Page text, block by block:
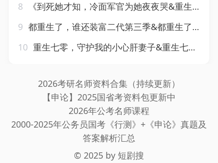
8
《到死她才知，冷面军官为她夜夜哭&重生七零，嫁给军区第一冷面军官》冉瑾念 陆烬渊 作者：一梦千梨.txt
9 都重生了，谁还装富二代第三季&都重生了谁还装富二代第三季（91集）AI短剧
10 重生七零，守护我的小心肝妻子&重生七零守护我的小心肝妻子（81集）翟兆星&宋宇欣
2026考研名师资料合集（持续更新）
【申论】2025国省考资料包更新中
2026年公考名师课程
2000-2025年公务员国考《行测》+《申论》真题及
答案解析汇总
© 2025 by 短剧搜